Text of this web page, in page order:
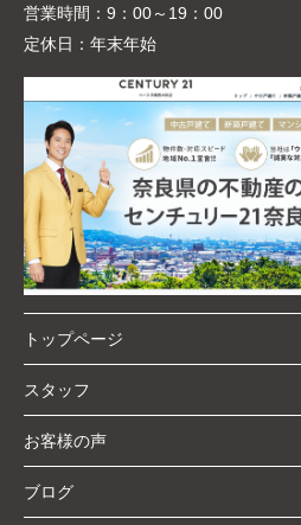
営業時間： 9：00～19：00
定休日： 年末年始
トップページ
スタッフ
お客様の声
ブログ